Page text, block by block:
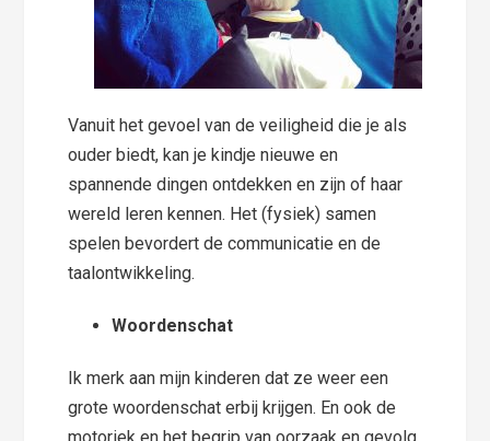
Vanuit het gevoel van de veiligheid die je als
ouder biedt, kan je kindje nieuwe en
spannende dingen ontdekken en zijn of haar
wereld leren kennen. Het (fysiek) samen
spelen bevordert de communicatie en de
taalontwikkeling.
Woordenschat
Ik merk aan mijn kinderen dat ze weer een
grote woordenschat erbij krijgen. En ook de